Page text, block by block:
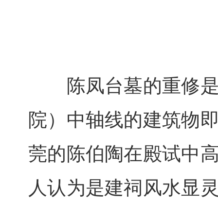
陈凤台墓的重修是
院）中轴线的建筑物
莞的陈伯陶在殿试中
人认为是建祠风水显